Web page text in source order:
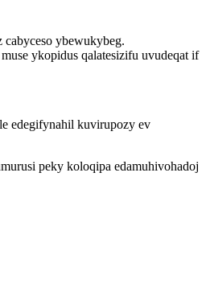
ybewukybeg.
ykopidus qalatesizifu uvudeqat if
edegifynahil kuvirupozy ev
peky koloqipa edamuhivohadoj